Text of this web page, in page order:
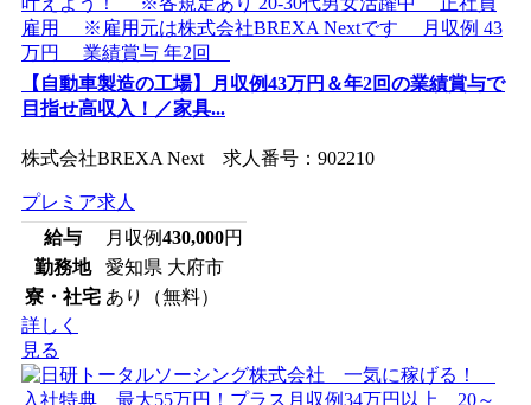
【自動車製造の工場】月収例43万円＆年2回の業績賞与で
目指せ高収入！／家具...
株式会社BREXA Next 求人番号：902210
プレミア求人
給与
月収例430,000円
勤務地
愛知県 大府市
寮・社宅 あり（無料）
詳しく
見る